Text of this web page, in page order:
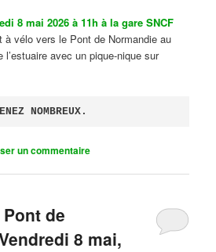
8 mai 2026 à 11h à la gare SNCF
à vélo vers le Pont de Normandie au
avec un pique-nique sur
NOMBREUX.
un commentaire
de
8 mai,